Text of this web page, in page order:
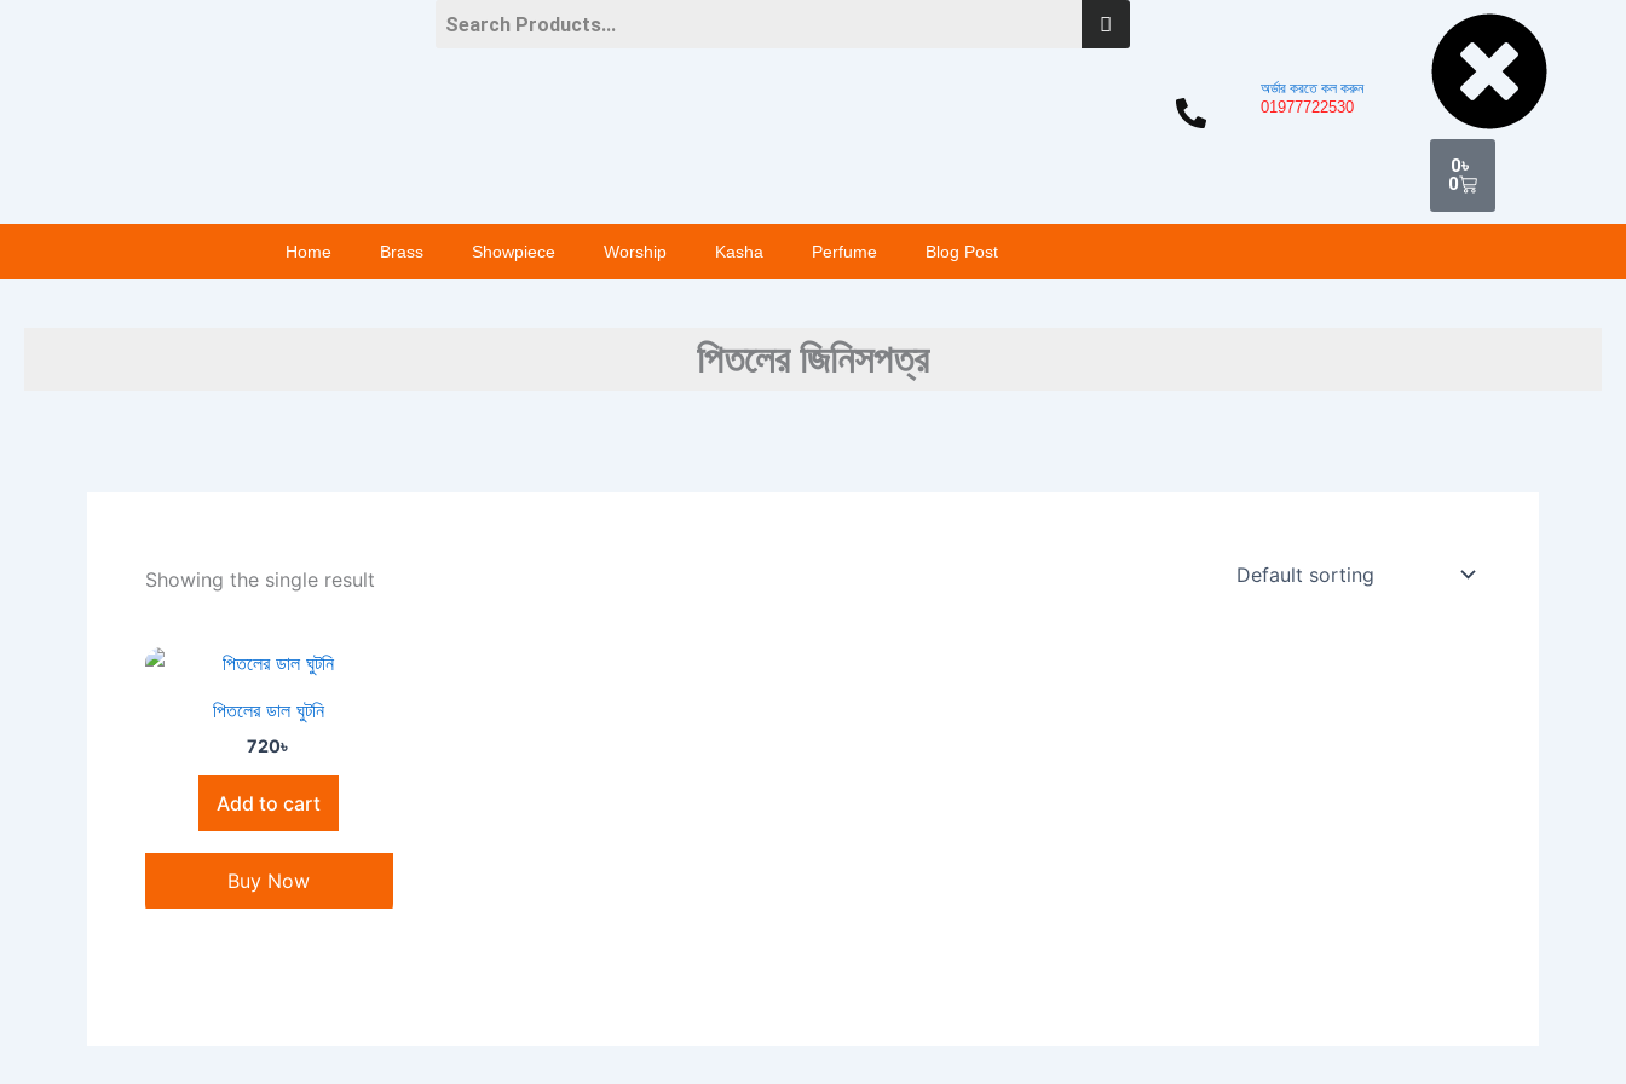
অর্ডার করতে কল করুন
01977722530
0৳
0
Cart
Home Brass Showpiece Worship Kasha Perfume Blog Post
পিতলের জিনিসপত্র
Showing the single result
পিতলের ডাল ঘুটনি
720৳
Add to cart
Buy Now